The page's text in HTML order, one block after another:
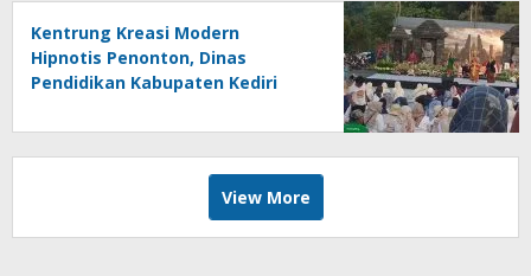
Kentrung Kreasi Modern
Hipnotis Penonton, Dinas
Pendidikan Kabupaten Kediri
View More